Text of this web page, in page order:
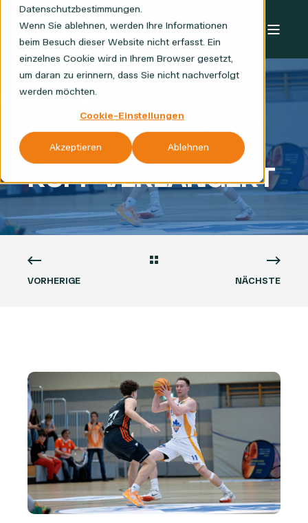
Datenschutzbestimmungen.
Wenn Sie ablehnen, werden Ihre Informationen
beim Besuch dieser Website nicht erfasst. Ein
einzelnes Cookie wird in Ihrem Browser gesetzt,
um daran zu erinnern, dass Sie nicht nachverfolgt
werden möchten.
Cookie-Einstellungen
Akzeptieren Ablehnen
AHORN CAMP BASKETS
DONNERSTAG, 14.8.2025
< 1 MIN READ
RUPP VERLÄNGERT
VORHERIGE NÄCHSTE